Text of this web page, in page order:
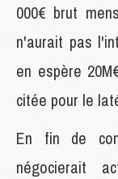
000€ brut
n'aurait pas
en espère
citée pour le
En fin de
négocierait